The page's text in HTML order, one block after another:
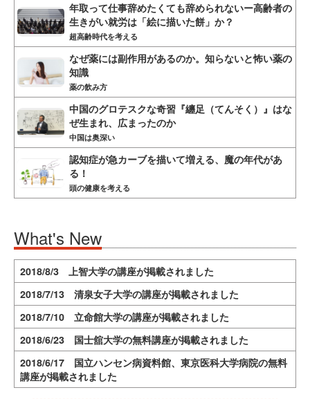
年取って仕事辞めたくても辞められないー高齢者の
生きがい就労は「絵に描いた餅」か？
超高齢時代を考える
なぜ薬には副作用があるのか。知らないと怖い薬の
知識
薬の飲み方
中国のグロテスクな奇習『纏足（てんそく）』はな
ぜ生まれ、広まったのか
中国は奥深い
認知症が急カーブを描いて増える、魔の年代があ
る！
頭の健康を考える
What's New
2018/8/3 上智大学の講座が掲載されました
2018/7/13 清泉女子大学の講座が掲載されました
2018/7/10 立命館大学の講座が掲載されました
2018/6/23 国士舘大学の無料講座が掲載されました
2018/6/17 国立ハンセン病資料館、東京医科大学病院の無料
講座が掲載されました